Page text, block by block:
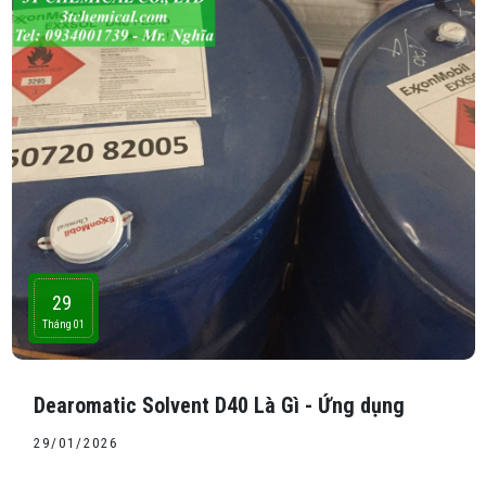
29
Tháng 01
Dearomatic Solvent D40 Là Gì - Ứng dụng
29/01/2026